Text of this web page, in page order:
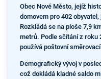
Obec Nové Město, jejíž
domovem pro 402
Rozkládá se na ploše 7,9
metrů. Podle sčítání z roku
používá poštovní
Demografický vývoj v
což dokládá kladné saldo